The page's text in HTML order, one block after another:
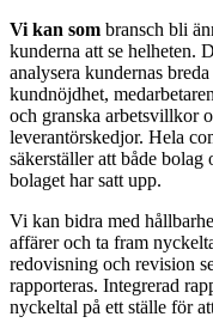
Vi kan som bransch bli
kunderna att se helheten.
analysera kundernas
kundnöjdhet,
och granska arbetsvillkor
leverantörskedjor. Hela
säkerställer att både
bolaget har satt upp.
Vi kan bidra med
affärer och ta fram
redovisning och revision
rapporteras. Integrerad
nyckeltal på ett ställe för